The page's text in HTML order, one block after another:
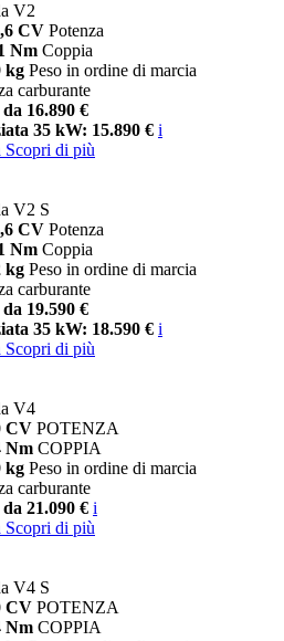
V2
CV Potenza
Nm Coppia
kg Peso in ordine di marcia
carburante
16.890 €
35 kW: 15.890 € i
Scopri di più
V2 S
CV Potenza
Nm Coppia
kg Peso in ordine di marcia
carburante
19.590 €
35 kW: 18.590 € i
Scopri di più
V4
CV POTENZA
Nm COPPIA
kg Peso in ordine di marcia
carburante
21.090 € i
Scopri di più
V4 S
CV POTENZA
Nm COPPIA